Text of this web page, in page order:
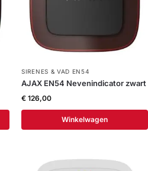
SIRENES & VAD EN54
AJAX EN54 Nevenindicator zwart
€ 126,00
Winkelwagen